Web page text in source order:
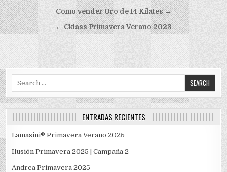
Navegación
de
entradas
Como vender Oro de 14 Kilates →
← Cklass Primavera Verano 2023
ENTRADAS RECIENTES
Lamasini® Primavera Verano 2025
Ilusión Primavera 2025 | Campaña 2
Andrea Primavera 2025